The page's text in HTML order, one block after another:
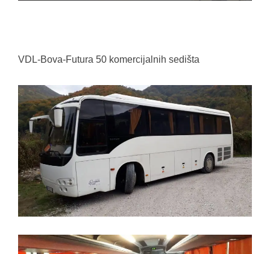
VDL-Bova-Futura 50 komercijalnih sedišta